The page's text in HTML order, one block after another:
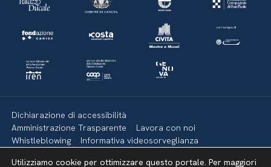
Dichiarazione di accessibilità
Amministrazione Trasparente
Lavora con noi
Whistleblowing
Informativa videosorveglianza
Utilizziamo cookie per ottimizzare questo portale. Per maggiori